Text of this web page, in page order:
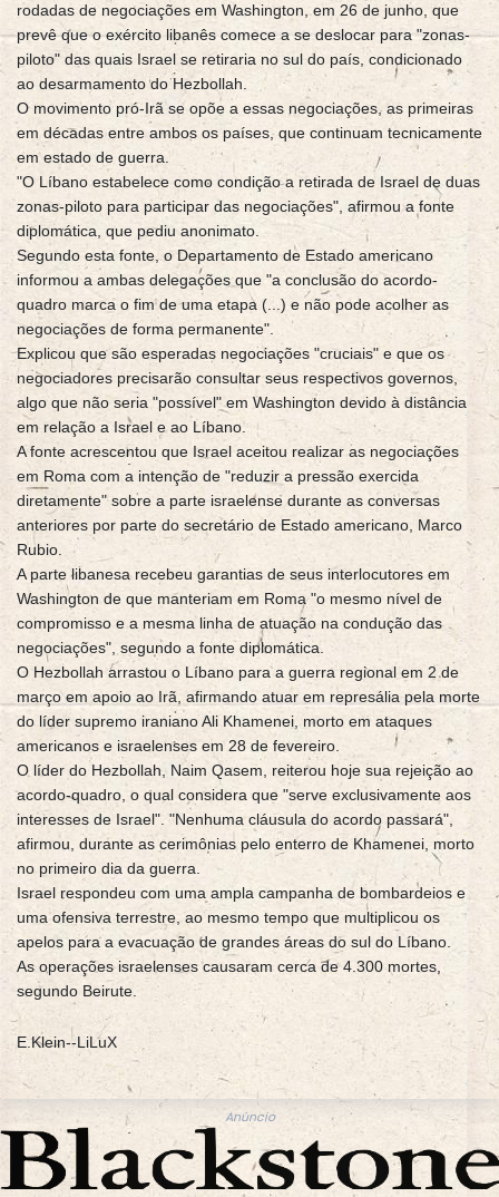
rodadas de negociações em Washington, em 26 de junho, que
prevê que o exército libanês comece a se deslocar para "zonas-
piloto" das quais Israel se retiraria no sul do país, condicionado
ao desarmamento do Hezbollah.
O movimento pró-Irã se opõe a essas negociações, as primeiras
em décadas entre ambos os países, que continuam tecnicamente
em estado de guerra.
"O Líbano estabelece como condição a retirada de Israel de duas
zonas-piloto para participar das negociações", afirmou a fonte
diplomática, que pediu anonimato.
Segundo esta fonte, o Departamento de Estado americano
informou a ambas delegações que "a conclusão do acordo-
quadro marca o fim de uma etapa (...) e não pode acolher as
negociações de forma permanente".
Explicou que são esperadas negociações "cruciais" e que os
negociadores precisarão consultar seus respectivos governos,
algo que não seria "possível" em Washington devido à distância
em relação a Israel e ao Líbano.
A fonte acrescentou que Israel aceitou realizar as negociações
em Roma com a intenção de "reduzir a pressão exercida
diretamente" sobre a parte israelense durante as conversas
anteriores por parte do secretário de Estado americano, Marco
Rubio.
A parte libanesa recebeu garantias de seus interlocutores em
Washington de que manteriam em Roma "o mesmo nível de
compromisso e a mesma linha de atuação na condução das
negociações", segundo a fonte diplomática.
O Hezbollah arrastou o Líbano para a guerra regional em 2 de
março em apoio ao Irã, afirmando atuar em represália pela morte
do líder supremo iraniano Ali Khamenei, morto em ataques
americanos e israelenses em 28 de fevereiro.
O líder do Hezbollah, Naim Qasem, reiterou hoje sua rejeição ao
acordo-quadro, o qual considera que "serve exclusivamente aos
interesses de Israel". "Nenhuma cláusula do acordo passará",
afirmou, durante as cerimônias pelo enterro de Khamenei, morto
no primeiro dia da guerra.
Israel respondeu com uma ampla campanha de bombardeios e
uma ofensiva terrestre, ao mesmo tempo que multiplicou os
apelos para a evacuação de grandes áreas do sul do Líbano.
As operações israelenses causaram cerca de 4.300 mortes,
segundo Beirute.
E.Klein--LiLuX
Anúncio